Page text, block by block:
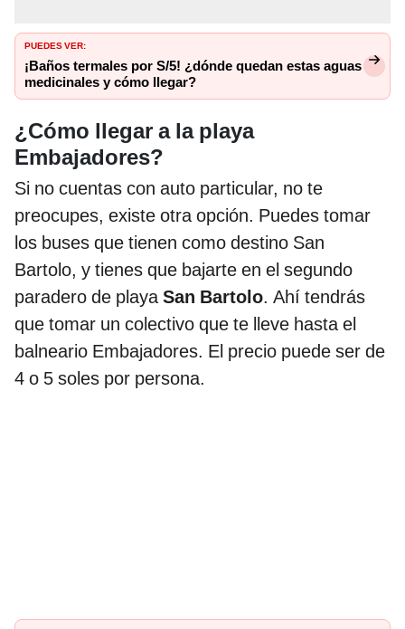
PUEDES VER:
¡Baños termales por S/5! ¿dónde quedan estas aguas
medicinales y cómo llegar?
¿Cómo llegar a la playa
Embajadores?
Si no cuentas con auto particular, no te
preocupes, existe otra opción. Puedes tomar
los buses que tienen como destino San
Bartolo, y tienes que bajarte en el segundo
paradero de playaSan Bartolo. Ahí tendrás
que tomar un colectivo que te lleve hasta el
balneario Embajadores. El precio puede ser de
4 o 5 soles por persona.